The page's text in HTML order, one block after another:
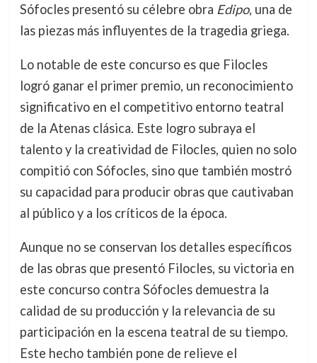
Sófocles presentó su célebre obra Edipo, una de
las piezas más influyentes de la tragedia griega.
Lo notable de este concurso es que Filocles
logró ganar el primer premio, un reconocimiento
significativo en el competitivo entorno teatral
de la Atenas clásica. Este logro subraya el
talento y la creatividad de Filocles, quien no solo
compitió con Sófocles, sino que también mostró
su capacidad para producir obras que cautivaban
al público y a los críticos de la época.
Aunque no se conservan los detalles específicos
de las obras que presentó Filocles, su victoria en
este concurso contra Sófocles demuestra la
calidad de su producción y la relevancia de su
participación en la escena teatral de su tiempo.
Este hecho también pone de relieve el